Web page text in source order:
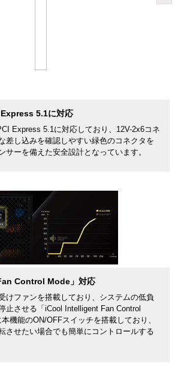
5.1に対応
Express 5.1に対応しており、12V-2x6コネ
差し込みを確認しやすい緑色のコネクタを
サーを備えた安全設計となっています。
Control Mode」対応
けファンを搭載しており、システムの低負
止させる「iCool Intelligent Fan Control
機能のON/OFFスイッチを搭載しており、
させたい場合でも簡単にコントロールする